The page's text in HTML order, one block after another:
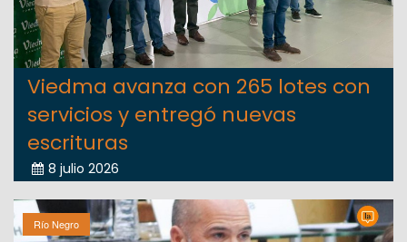
Viedma avanza con 265 lotes con
servicios y entregó nuevas
escrituras
8 julio 2026
Río Negro